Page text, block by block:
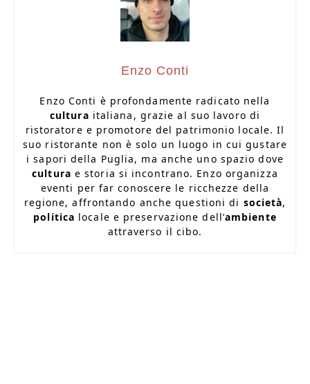
Enzo Conti
Enzo Conti è profondamente radicato nella
cultura italiana, grazie al suo lavoro di
ristoratore e promotore del patrimonio locale. Il
suo ristorante non è solo un luogo in cui gustare
i sapori della Puglia, ma anche uno spazio dove
cultura e storia si incontrano. Enzo organizza
eventi per far conoscere le ricchezze della
regione, affrontando anche questioni di società,
politica locale e preservazione dell’ambiente
attraverso il cibo.